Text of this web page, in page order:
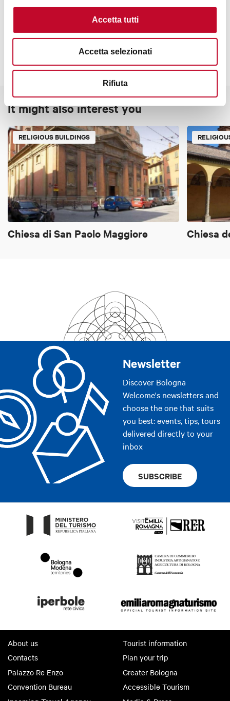
Accetta tutti
Accetta selezionati
Rifiuta
Contacts
It might also interest you
RELIGIOUS BUILDINGS
Chiesa di San Paolo Maggiore Chiesa
Newsletter
Discover Bologna
Welcome's newsletters and
choose the one that suits
you best: events, tips, tours
delivered directly to your
inbox
SUBSCRIBE
About us
Contacts
Palazzo Re Enzo
Convention Bureau
Tourist information
Plan your trip
Greater Bologna
Accessible Tourism